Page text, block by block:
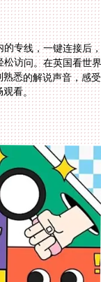
的专线，一键连接后
不管是央视体育还是各大视频平台，都能轻松访
悉的解说声音，感
观看。